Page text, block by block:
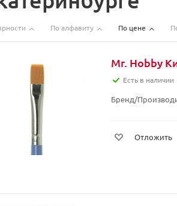
По алфавиту По цене
Mr. Hobby
Есть в наличии
Бренд/
Отложить